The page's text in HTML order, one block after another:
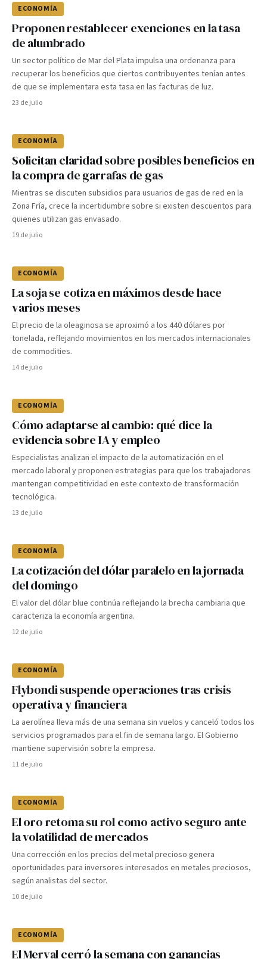
ECONOMÍA
Proponen restablecer exenciones en la tasa
de alumbrado
Un sector político de Mar del Plata impulsa una ordenanza para
recuperar los beneficios que ciertos contribuyentes tenían antes
de que se implementara esta tasa en las facturas de luz.
23 de julio
ECONOMÍA
Solicitan claridad sobre posibles beneficios en
la compra de garrafas de gas
Mientras se discuten subsidios para usuarios de gas de red en la
Zona Fría, crece la incertidumbre sobre si existen descuentos para
quienes utilizan gas envasado.
19 de julio
ECONOMÍA
La soja se cotiza en máximos desde hace
varios meses
El precio de la oleaginosa se aproximó a los 440 dólares por
tonelada, reflejando movimientos en los mercados internacionales
de commodities.
14 de julio
ECONOMÍA
Cómo adaptarse al cambio: qué dice la
evidencia sobre IA y empleo
Especialistas analizan el impacto de la automatización en el
mercado laboral y proponen estrategias para que los trabajadores
mantengan competitividad en este contexto de transformación
tecnológica.
13 de julio
ECONOMÍA
La cotización del dólar paralelo en la jornada
del domingo
El valor del dólar blue continúa reflejando la brecha cambiaria que
caracteriza la economía argentina.
12 de julio
ECONOMÍA
Flybondi suspende operaciones tras crisis
operativa y financiera
La aerolínea lleva más de una semana sin vuelos y canceló todos los
servicios programados para el fin de semana largo. El Gobierno
mantiene supervisión sobre la empresa.
11 de julio
ECONOMÍA
El oro retoma su rol como activo seguro ante
la volatilidad de mercados
Una corrección en los precios del metal precioso genera
oportunidades para inversores interesados en metales preciosos,
según analistas del sector.
10 de julio
ECONOMÍA
El Merval cerró la semana con ganancias